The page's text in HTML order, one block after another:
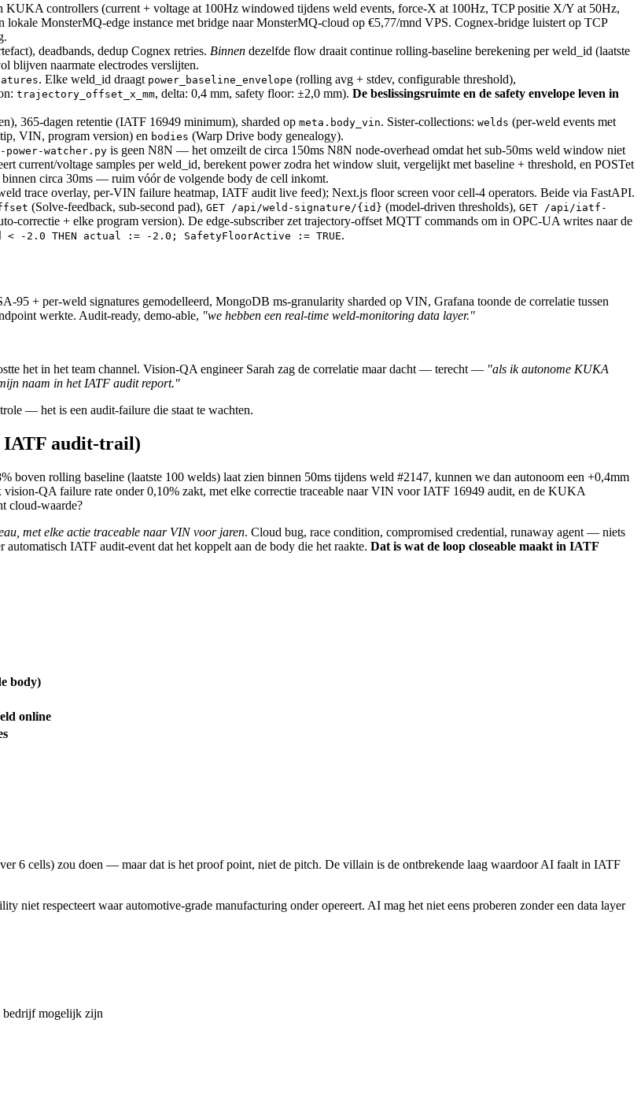
controllers (current + voltage at 100Hz windowed tijdens weld events, force-X at 100Hz, TCP positie X/Y at 50Hz,
MonsterMQ-edge instance met bridge naar MonsterMQ-cloud op €5,77/mnd VPS. Cognex-bridge luistert op TCP
deadbands, dedup Cognex retries. Binnen dezelfde flow draait continue rolling-baseline berekening per weld_id (laatste
blijven naarmate electrodes verslijten.
. Elke weld_id draagt power_baseline_envelope (rolling avg + stdev, configurable threshold),
trajectory_offset_x_mm, delta: 0,4 mm, safety floor: ±2,0 mm). De beslissingsruimte en de safety envelope leven in
365-dagen retentie (IATF 16949 minimum), sharded op meta.body_vin. Sister-collections: welds (per-weld events met
VIN, program version) en bodies (Warp Drive body genealogy).
power-watcher.py is geen N8N — het omzeilt de circa 150ms N8N node-overhead omdat het sub-50ms weld window niet
current/voltage samples per weld_id, berekent power zodra het window sluit, vergelijkt met baseline + threshold, en POSTet
circa 30ms — ruim vóór de volgende body de cell inkomt.
trace overlay, per-VIN failure heatmap, IATF audit live feed); Next.js floor screen voor cell-4 operators. Beide via FastAPI.
(Solve-feedback, sub-second pad), GET /api/weld-signature/{id} (model-driven thresholds), GET /api/iatf-
+ elke program version). De edge-subscriber zet trajectory-offset MQTT commands om in OPC-UA writes naar de
< -2.0 THEN actual := -2.0; SafetyFloorActive := TRUE.
95 + per-weld signatures gemodelleerd, MongoDB ms-granularity sharded op VIN, Grafana toonde de correlatie tussen
werkte. Audit-ready, demo-able, "we hebben een real-time weld-monitoring data layer."
het in het team channel. Vision-QA engineer Sarah zag de correlatie maar dacht — terecht — "als ik autonome KUKA
naam in het IATF audit report."
— het is een audit-failure die staat te wachten.
IATF audit-trail)
rolling baseline (laatste 100 welds) laat zien binnen 50ms tijdens weld #2147, kunnen we dan autonoom een +0,4mm
QA failure rate onder 0,10% zakt, met elke correctie traceable naar VIN voor IATF 16949 audit, en de KUKA
cloud-waarde?
met elke actie traceable naar VIN voor jaren. Cloud bug, race condition, compromised credential, runaway agent — niets
IATF audit-event dat het koppelt aan de body die het raakte. Dat is wat de loop closeable maakt in IATF
body)
online
6 cells) zou doen — maar dat is het proof point, niet de pitch. De villain is de ontbrekende laag waardoor AI faalt in IATF
niet respecteert waar automotive-grade manufacturing onder opereert. AI mag het niet eens proberen zonder een data layer
bedrijf mogelijk zijn